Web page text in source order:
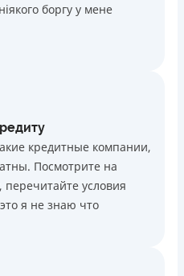
боргу у мене
кредитные компании,
Посмотрите на
перечитайте условия
я не знаю что